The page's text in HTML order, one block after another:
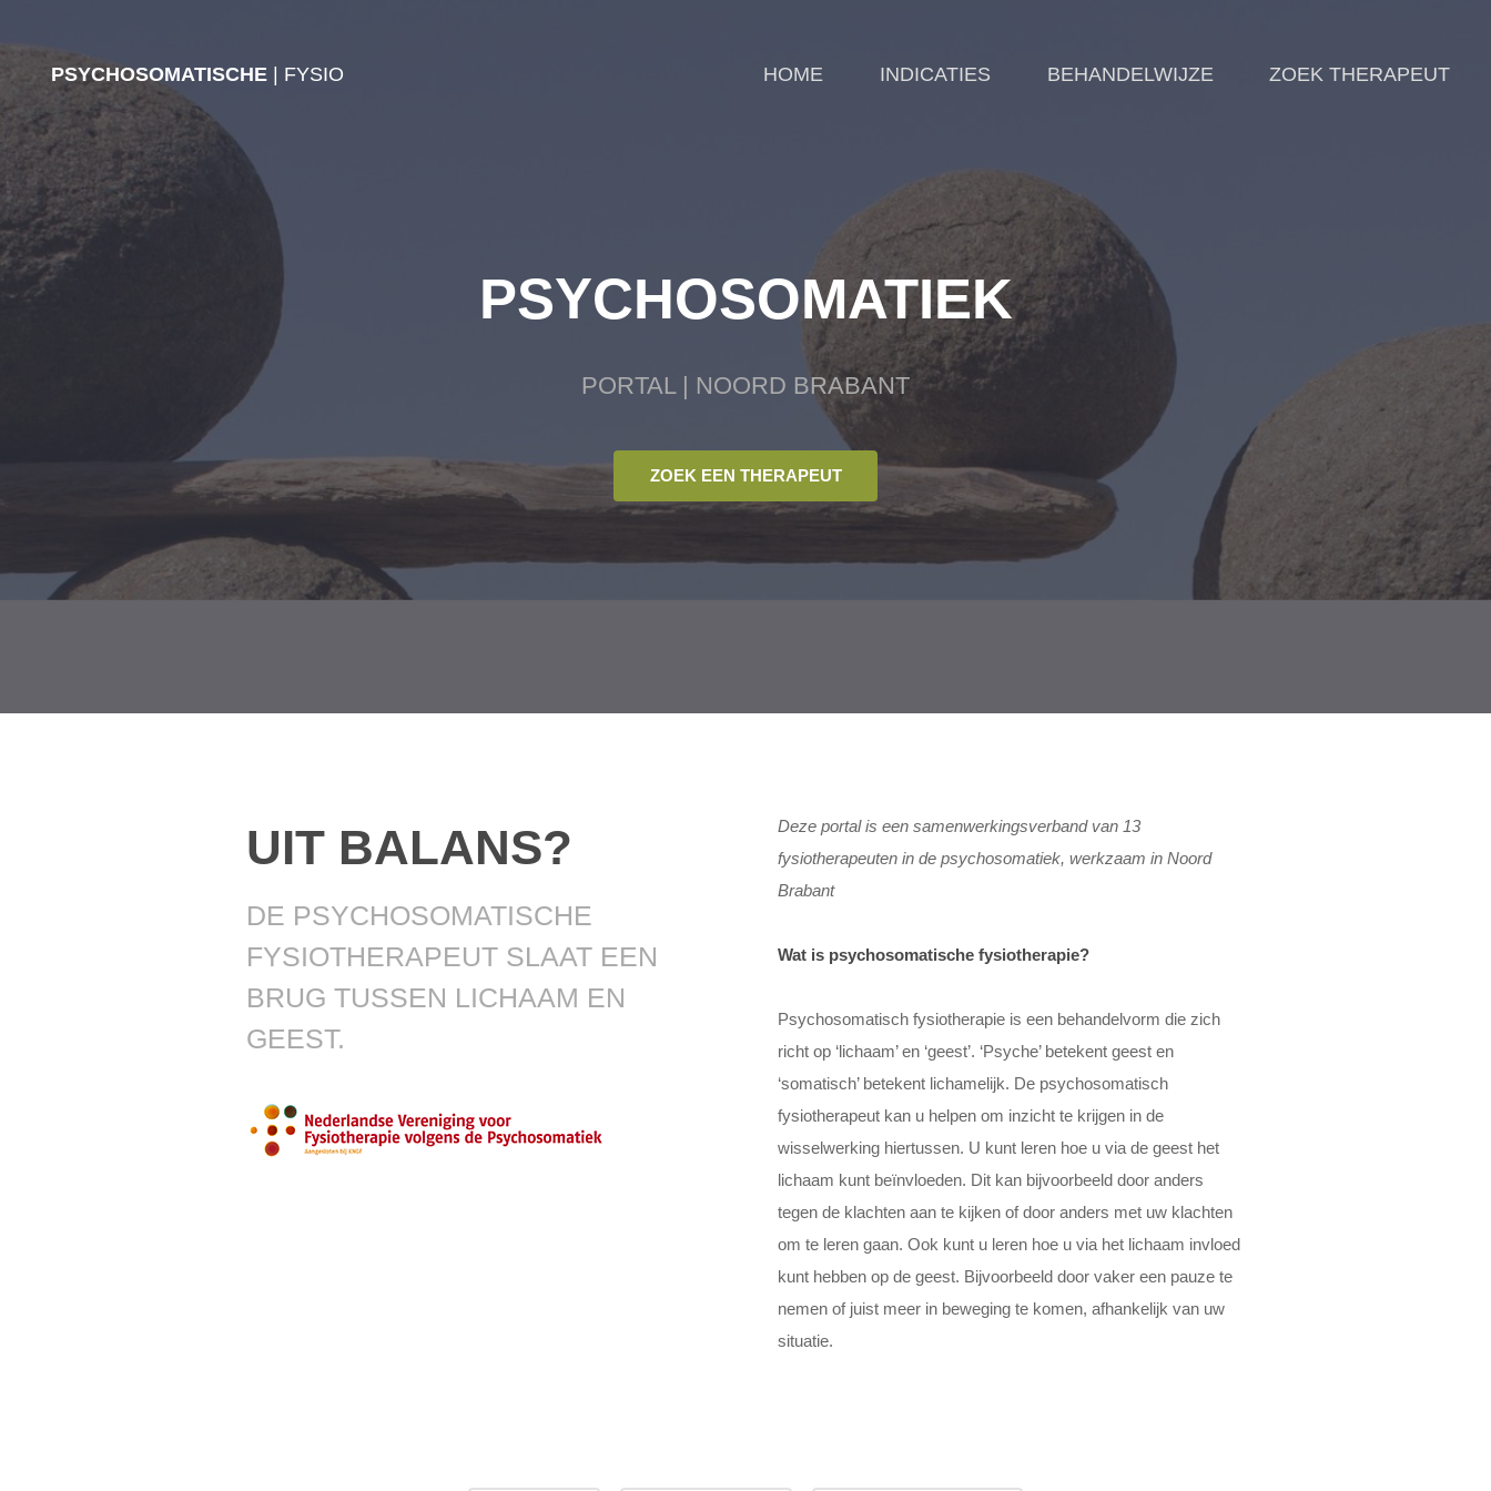
PSYCHOSOMATISCHE | FYSIO HOME INDICATIES BEHANDELWIJZE ZOEK THERAPEUT
PSYCHOSOMATIEK
PORTAL | NOORD BRABANT
ZOEK EEN THERAPEUT
UIT BALANS?
DE PSYCHOSOMATISCHE
FYSIOTHERAPEUT SLAAT EEN
BRUG TUSSEN LICHAAM EN
GEEST.
Deze portal is een samenwerkingsverband van 13
fysiotherapeuten in de psychosomatiek, werkzaam in Noord
Brabant
Wat is psychosomatische fysiotherapie?
Psychosomatisch fysiotherapie is een behandelvorm die zich
richt op ‘lichaam’ en ‘geest’. ‘Psyche’ betekent geest en
‘somatisch’ betekent lichamelijk. De psychosomatisch
fysiotherapeut kan u helpen om inzicht te krijgen in de
wisselwerking hiertussen. U kunt leren hoe u via de geest het
lichaam kunt beïnvloeden. Dit kan bijvoorbeeld door anders
tegen de klachten aan te kijken of door anders met uw klachten
om te leren gaan. Ook kunt u leren hoe u via het lichaam invloed
kunt hebben op de geest. Bijvoorbeeld door vaker een pauze te
nemen of juist meer in beweging te komen, afhankelijk van uw
situatie.